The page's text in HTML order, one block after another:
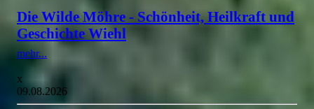
Die Wilde Möhre - Schönheit, Heilkraft und
Geschichte Wiehl
mehr...
x
09.08.2026